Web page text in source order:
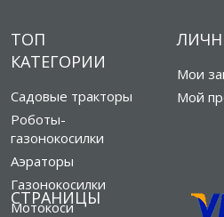
ТОП
КАТЕГОРИИ
Садовые тракторы
Роботы-
газонокосилки
Аэраторы
Газонокосилки
Мотокоси
СТРАНИЦЫ
Мои
Мой